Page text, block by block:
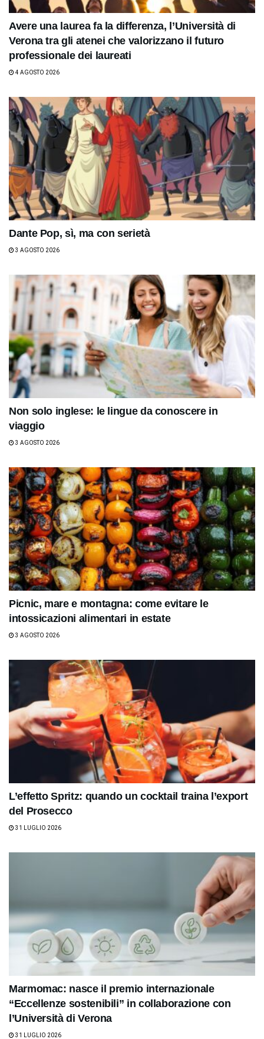
Avere una laurea fa la differenza, l’Università di
Verona tra gli atenei che valorizzano il futuro
professionale dei laureati
4 AGOSTO 2026
Dante Pop, sì, ma con serietà
3 AGOSTO 2026
Non solo inglese: le lingue da conoscere in
viaggio
3 AGOSTO 2026
Picnic, mare e montagna: come evitare le
intossicazioni alimentari in estate
3 AGOSTO 2026
L’effetto Spritz: quando un cocktail traina l’export
del Prosecco
31 LUGLIO 2026
Marmomac: nasce il premio internazionale
“Eccellenze sostenibili” in collaborazione con
l’Università di Verona
31 LUGLIO 2026